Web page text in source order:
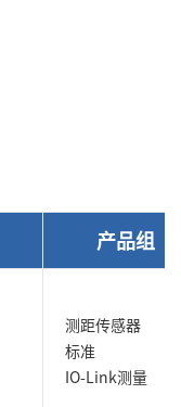
产品组
测距传感器
标准
IO-Link测量